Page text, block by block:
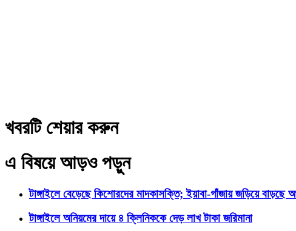
খবরটি শেয়ার করুন
এ বিষয়ে আড়ও পড়ুন
টাঙ্গাইলে বেড়েছে কিশোরদের মাদকাসক্তি; ইয়াবা-গাঁজায় জড়িয়ে বাড়ছে
টাঙ্গাইলে অনিয়মের দায়ে ৪ ক্লিনিককে দেড় লাখ টাকা জরিমানা